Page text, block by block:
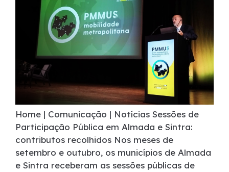
Home | Comunicação | Notícias Sessões de
Participação Pública em Almada e Sintra:
contributos recolhidos Nos meses de
setembro e outubro, os municípios de Almada
e Sintra receberam as sessões públicas de